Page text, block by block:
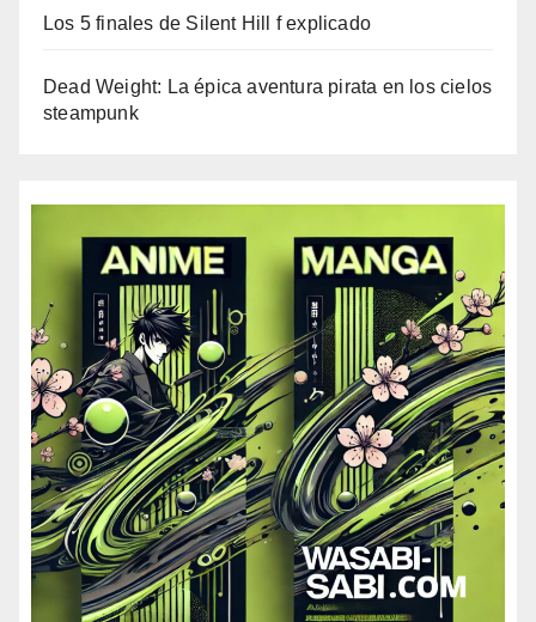
Los 5 finales de Silent Hill f explicado
Dead Weight: La épica aventura pirata en los cielos
steampunk